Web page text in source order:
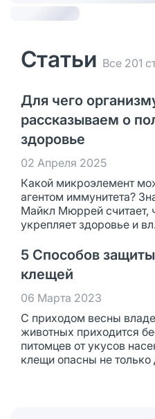
Статьи Все 201
Для чего
рассказываем о
здоровье
02 Апреля 2025
Какой микроэлемент
агентом иммунитета?
Майкл Мюррей считает,
укрепляет здоровье и
5 Способов
клещей
06 Марта 2023
С приходом весны
животных приходится
питомцев от укусов
клещи опасны не только